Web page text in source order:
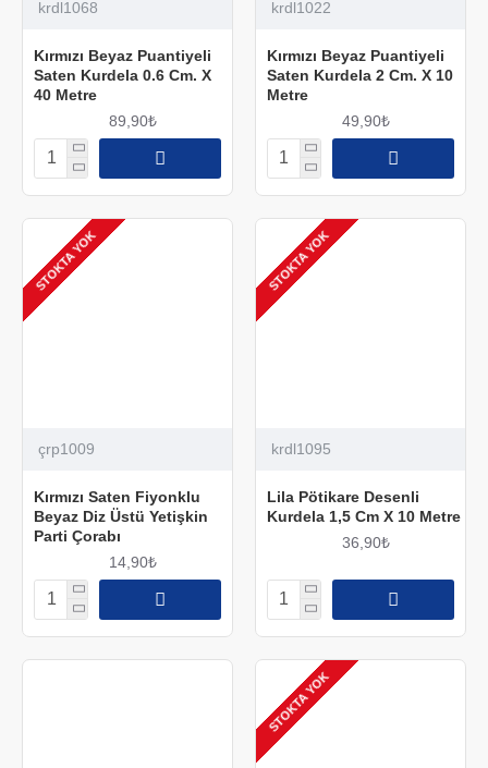
krdl1068
Kırmızı Beyaz Puantiyeli
Saten Kurdela 0.6 Cm. X
40 Metre
89,90₺
krdl1022
Kırmızı Beyaz Puantiyeli
Saten Kurdela 2 Cm. X 10
Metre
49,90₺
STOKTA YOK
çrp1009
Kırmızı Saten Fiyonklu
Beyaz Diz Üstü Yetişkin
Parti Çorabı
14,90₺
STOKTA YOK
krdl1095
Lila Pötikare Desenli
Kurdela 1,5 Cm X 10 Metre
36,90₺
STOKTA YOK